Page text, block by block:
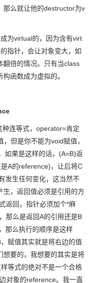
那么就让他的destructor为v
为virtual的，因为含有virt
指针，会让对象变大，如
翻倍的情况。只有当class
函数成为虚拟的。
连等式，operator=肯定
但是你不能为void赋值，
如果是这样的话，(A=B)返
A的reference)，让后将C
发生任何变化，这当然不
生，返回值必须是引用的方
返回，指针必须加个*麻
那么是返回A的引用还是B
那么执行的顺序是这样
赋值其实就是将右边的值
想要的，我想要的其实是将
等式的绝对不是一个合格
对象的reference。我一直